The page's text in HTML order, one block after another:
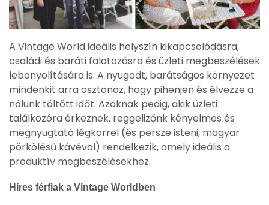
A Vintage World ideális helyszín kikapcsolódásra,
családi és baráti falatozásra és üzleti megbeszélések
lebonyolítására is. A nyugodt, barátságos környezet
mindenkit arra ösztönöz, hogy pihenjen és élvezze a
nálunk töltött időt. Azoknak pedig, akik üzleti
találkozóra érkeznek, reggelizőnk kényelmes és
megnyugtató légkörrel (és persze isteni, magyar
pörkölésű kávéval) rendelkezik, amely ideális a
produktív megbeszélésekhez.
Híres férfiak a Vintage Worldben